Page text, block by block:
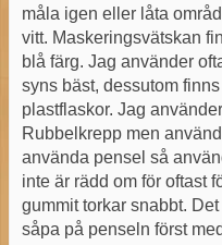
måla igen eller låta
vitt. Maskeringsvätskan
blå färg. Jag använder
syns bäst, dessutom
plastflaskor. Jag
Rubbelkrepp men
använda pensel så
inte är rädd om för oftast
gummit torkar snabbt.
såpa på penseln först